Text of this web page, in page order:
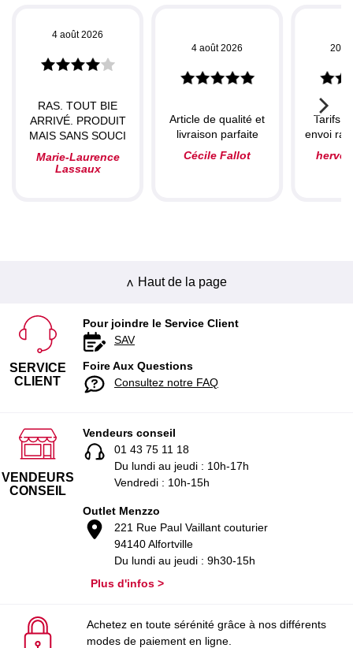
4 août 2026
RAS. TOUT BIE
ARRIVÉ. PRODUIT
MAIS SANS SOUCI
Marie-Laurence
Lassaux
4 août 2026
Article de qualité et
livraison parfaite
Cécile Fallot
20
Tarifs
envoi
herve
Haut de la page
SERVICE
CLIENT
Pour joindre le Service Client
SAV
Foire Aux Questions
Consultez notre FAQ
VENDEURS
CONSEIL
Vendeurs conseil
01 43 75 11 18
Du lundi au jeudi : 10h-17h
Vendredi : 10h-15h
Outlet Menzzo
221 Rue Paul Vaillant couturier
94140 Alfortville
Du lundi au jeudi : 9h30-15h
Plus d'infos >
Achetez en toute sérénité grâce à nos différents
modes de paiement en ligne.